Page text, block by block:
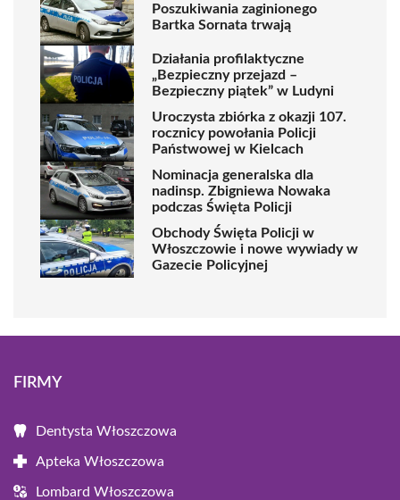
Poszukiwania zaginionego
Bartka Sornata trwają
Działania profilaktyczne
„Bezpieczny przejazd –
Bezpieczny piątek” w Ludyni
Uroczysta zbiórka z okazji 107.
rocznicy powołania Policji
Państwowej w Kielcach
Nominacja generalska dla
nadinsp. Zbigniewa Nowaka
podczas Święta Policji
Obchody Święta Policji w
Włoszczowie i nowe wywiady w
Gazecie Policyjnej
FIRMY
Dentysta Włoszczowa
Apteka Włoszczowa
Lombard Włoszczowa